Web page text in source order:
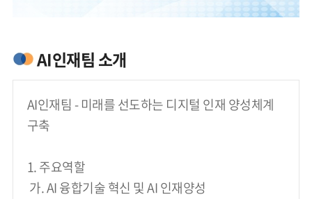
AI인재팀 소개
AI인재팀 - 미래를 선도하는 디지털 인재 양성체계
구축
1. 주요역할
가. AI 융합기술 혁신 및 AI 인재양성